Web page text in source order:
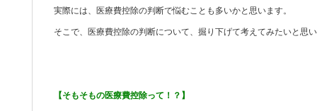
実際には、医療費控除の判断で悩むことも多いかと思います。
そこで、医療費控除の判断について、掘り下げて考えてみたいと思
【そもそもの医療費控除って！？】